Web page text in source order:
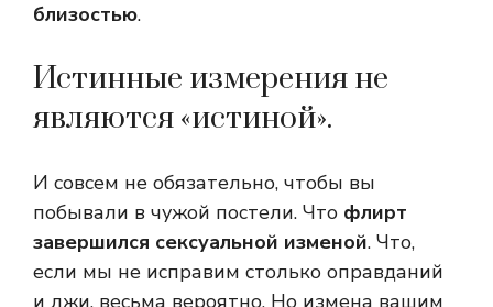
близостью.
Истинные измерения не
являются «истиной».
И совсем не обязательно, чтобы вы
побывали в чужой постели. Что флирт
завершился сексуальной изменой. Что,
если мы не исправим столько оправданий